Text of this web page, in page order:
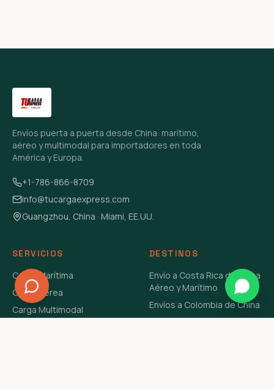
Envíos puerta a puerta desde China: marítimo,
aéreo y multimodal para importadores en toda
América y Europa.
+1-786-866-8709
info@tucargaexpress.com
Guangzhou, China · Miami, EE.UU.
SERVICIOS
Carga Marítima
Carga Aérea
Carga Multimodal
DESTINOS
Envío a Costa Rica de China
Aéreo y Marítimo
Envíos a Colombia de China